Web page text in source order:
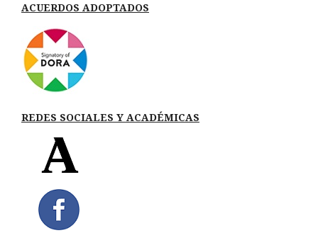
ACUERDOS ADOPTADOS
REDES SOCIALES Y ACADÉMICAS